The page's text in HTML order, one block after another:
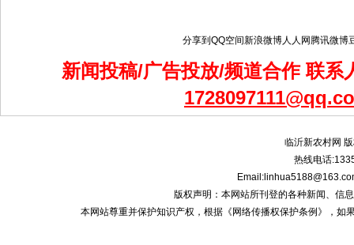
分享到 QQ空间新浪微博人人网 腾讯微博
新闻投稿/广告投放/频道合作 联系
临沂新农村网
热线电话
版权声明：本网站所刊登的各种新闻、信
本网站尊重并保护知识产权，根据《网络传播权保护条例》，如